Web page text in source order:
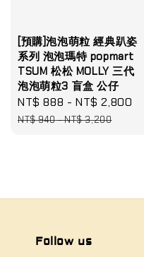
[預購]泡泡萌粒 經典趴姿
系列 泡泡瑪特 popmart
TSUM 松松 MOLLY 三代
泡泡萌粒3 盲盒 公仔
Sale
price
NT$ 888 -NT$ 2,800
NT$ 940-NT$ 3,200
Follow us